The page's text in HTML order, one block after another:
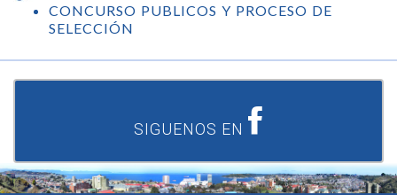
CONCURSO PUBLICOS Y PROCESO DE
SELECCIÓN
SIGUENOS EN